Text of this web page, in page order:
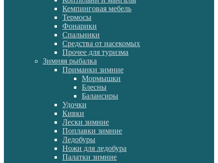
Кемпинговая мебель
Термосы
Фонарики
Спальники
Средства от насекомых
Прочее для туризма
Зимняя рыбалка
Приманки зимние
Мормышки
Блесны
Балансиры
Удочки
Кивки
Лески зимние
Поплавки зимние
Ледобуры
Ножи для ледобура
Палатки зимние